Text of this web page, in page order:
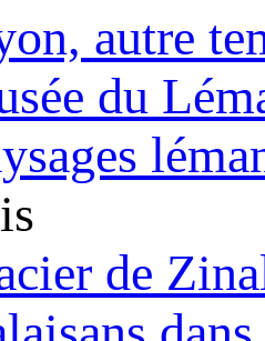
autre
du
de